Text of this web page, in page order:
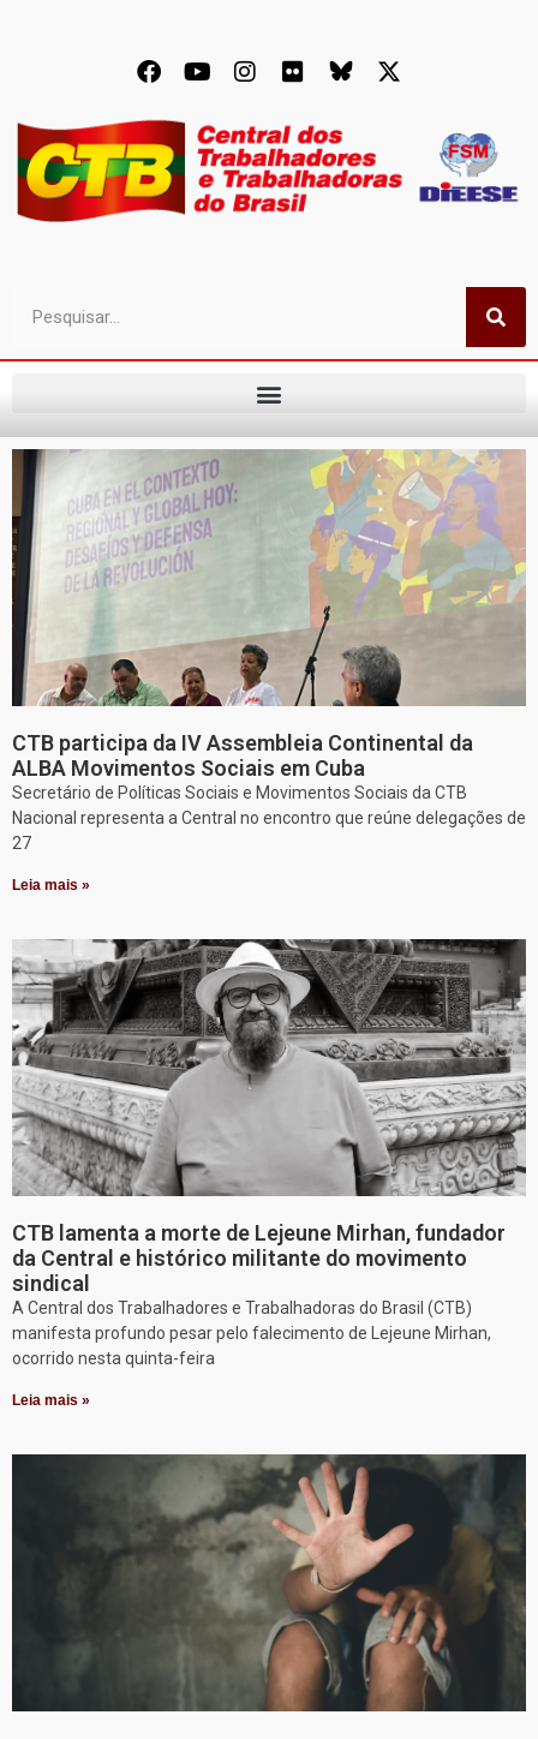
CTB participa da IV Assembleia Continental da
ALBA Movimentos Sociais em Cuba
Secretário de Políticas Sociais e Movimentos Sociais da CTB
Nacional representa a Central no encontro que reúne delegações de
27
Leia mais »
CTB lamenta a morte de Lejeune Mirhan, fundador
da Central e histórico militante do movimento
sindical
A Central dos Trabalhadores e Trabalhadoras do Brasil (CTB)
manifesta profundo pesar pelo falecimento de Lejeune Mirhan,
ocorrido nesta quinta-feira
Leia mais »